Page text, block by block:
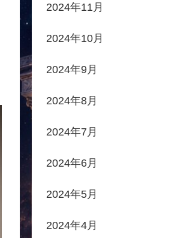
2024年11月
2024年10月
2024年9月
2024年8月
2024年7月
2024年6月
2024年5月
2024年4月